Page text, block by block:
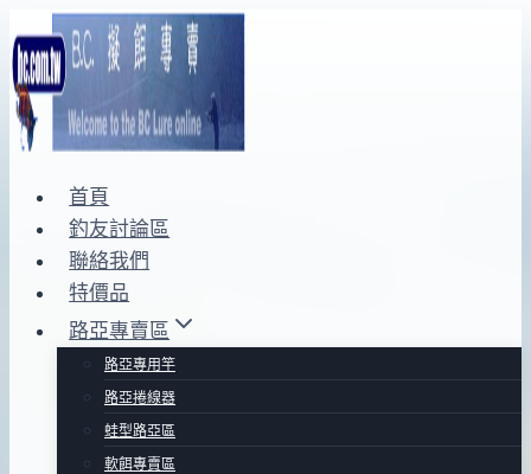
to
content
首頁
釣友討論區
聯絡我們
特價品
路亞專賣區
路亞專用竿
路亞捲線器
蛙型路亞區
軟餌專賣區